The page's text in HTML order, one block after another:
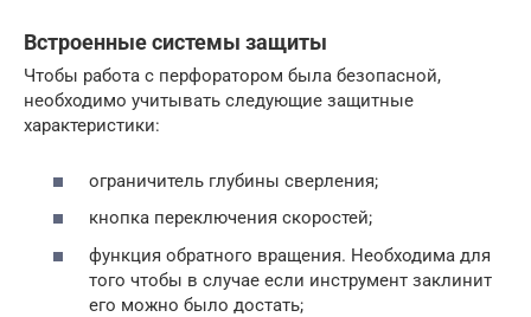
Встроенные системы защиты
Чтобы работа с перфоратором была безопасной,
необходимо учитывать следующие защитные
характеристики:
ограничитель глубины сверления;
кнопка переключения скоростей;
функция обратного вращения. Необходима для
того чтобы в случае если инструмент заклинит
его можно было достать;